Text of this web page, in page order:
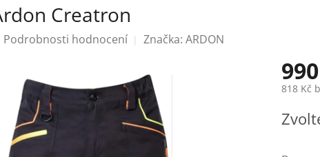
Creatron
Podrobnosti hodnocení Značka: ARDON
818 Kč
cena: